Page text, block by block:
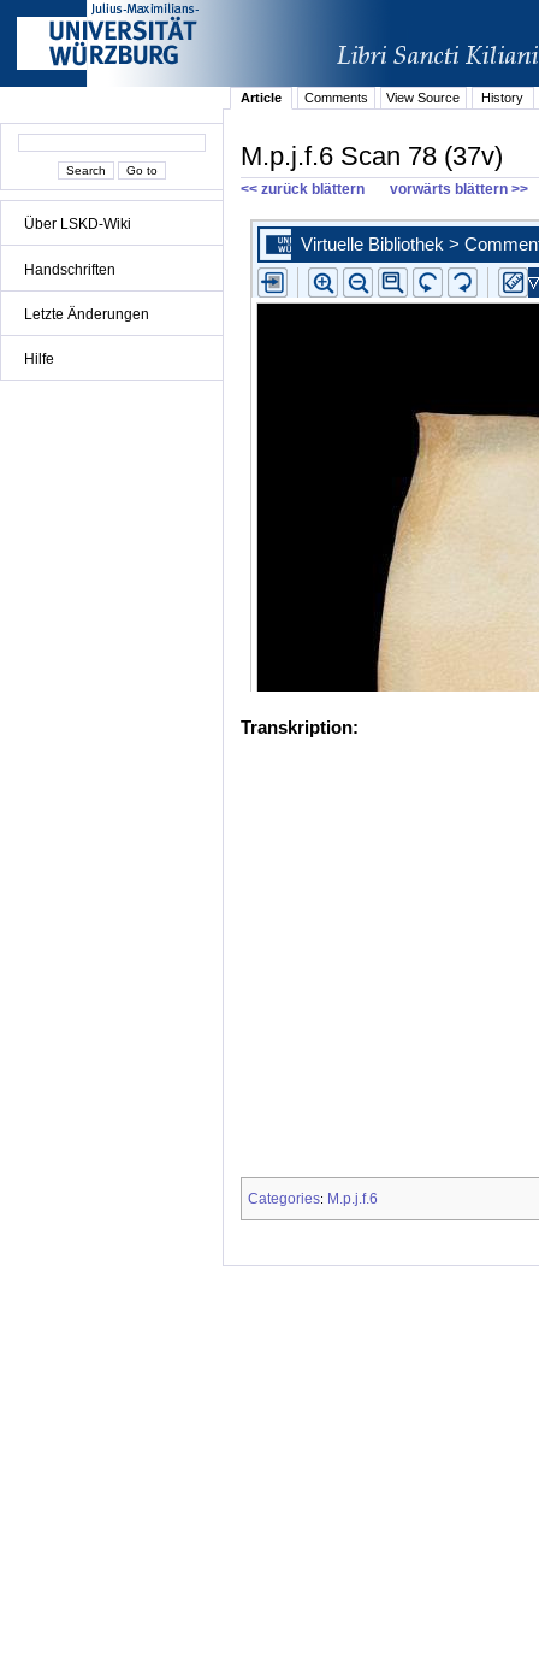
Über LSKD-Wiki
Handschriften
Letzte Änderungen
Hilfe
Article Comments View Source History
M.p.j.f.6 Scan 78 (37v)
<< zurück blättern vorwärts blättern >>
Transkription:
Categories: M.p.j.f.6